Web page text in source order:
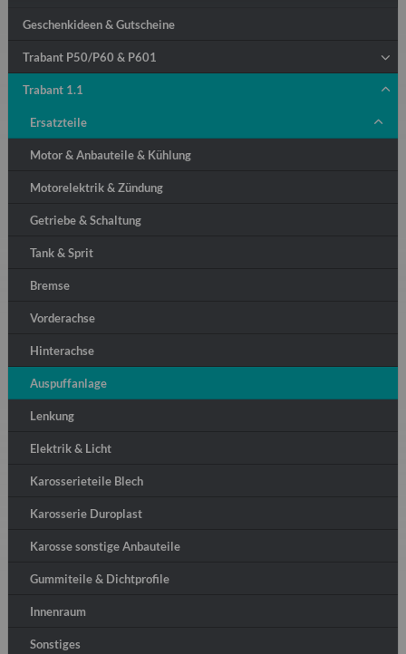
Geschenkideen & Gutscheine
Trabant P50/P60 & P601
Trabant 1.1
Ersatzteile
Motor & Anbauteile & Kühlung
Motorelektrik & Zündung
Getriebe & Schaltung
Tank & Sprit
Bremse
Vorderachse
Hinterachse
Auspuffanlage
Lenkung
Elektrik & Licht
Karosserieteile Blech
Karosserie Duroplast
Karosse sonstige Anbauteile
Gummiteile & Dichtprofile
Innenraum
Sonstiges